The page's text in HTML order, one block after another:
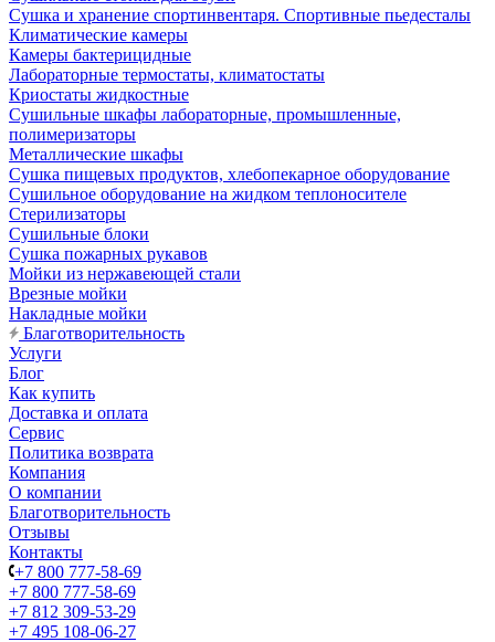
Сушка и хранение спортинвентаря. Спортивные пьедесталы
Климатические камеры
Камеры бактерицидные
Лабораторные термостаты, климатостаты
Криостаты жидкостные
Сушильные шкафы лабораторные, промышленные,
полимеризаторы
Металлические шкафы
Сушка пищевых продуктов, хлебопекарное оборудование
Сушильное оборудование на жидком теплоносителе
Стерилизаторы
Сушильные блоки
Сушка пожарных рукавов
Мойки из нержавеющей стали
Врезные мойки
Накладные мойки
Благотворительность
Услуги
Блог
Как купить
Доставка и оплата
Сервис
Политика возврата
Компания
О компании
Благотворительность
Отзывы
Контакты
+7 800 777-58-69
+7 800 777-58-69
+7 812 309-53-29
+7 495 108-06-27